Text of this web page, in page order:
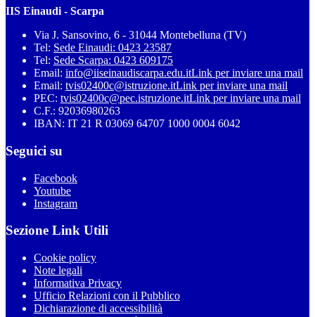
IIS Einaudi - Scarpa
Via J. Sansovino, 6 - 31044 Montebelluna (TV)
Tel: Sede Einaudi: 0423 23587
Tel: Sede Scarpa: 0423 609175
Email: info@iiseinaudiscarpa.edu.itLink per inviare una mail
Email: tvis02400c@istruzione.itLink per inviare una mail
PEC: tvis02400c@pec.istruzione.itLink per inviare una mail
C.F.: 92036980263
IBAN: IT 21 R 03069 64707 1000 0004 6042
Seguici su
Facebook
Youtube
Instagram
Sezione Link Utili
Cookie policy
Note legali
Informativa Privacy
Ufficio Relazioni con il Pubblico
Dichiarazione di accessibilità